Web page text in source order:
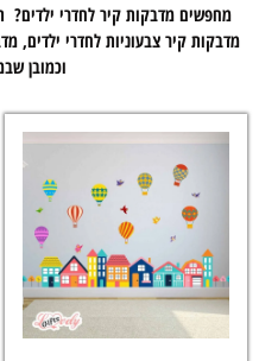
מחפשים מדבקות קיר לחדרי ילדים?
מדבקות קיר צבעוניות לחדרי ילדים,
וכמובן